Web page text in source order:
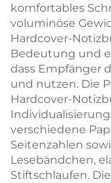
komfortables
voluminöse
Hardcover-
Bedeutung und
dass Empfänger
und nutzen. Die
Hardcover-
verschiedene
Seitenzahlen
Lesebändchen,
Stiftschlaufen.